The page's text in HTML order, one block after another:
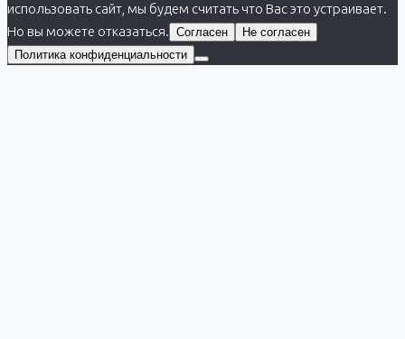
использовать сайт, мы будем считать что Вас это устраивает.
Но вы можете отказаться. Согласен
Не согласен
Политика конфиденциальности